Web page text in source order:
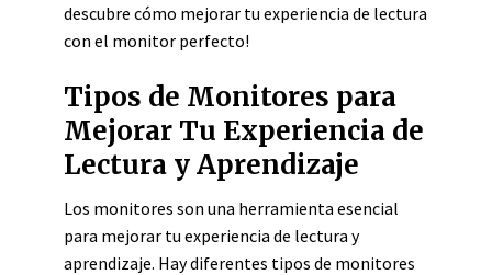
descubre cómo mejorar tu experiencia de lectura
con el monitor perfecto!
Tipos de Monitores para
Mejorar Tu Experiencia de
Lectura y Aprendizaje
Los monitores son una herramienta esencial
para mejorar tu experiencia de lectura y
aprendizaje. Hay diferentes tipos de monitores